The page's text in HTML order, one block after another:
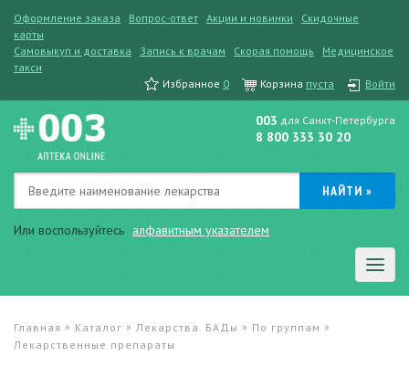
Оформление заказа Вопрос-ответ Акции и новинки
Скидочные
карты
Самовыкуп и доставка
Запись к врачам Скорая помощь
Медицинское
такси
Избранное 0 Корзина пуста Войти
Или воспользуйтесь алфавитным указателем
003 для Санкт-Петербурга
8 800 333 30 20
Главная » Каталог » Лекарства. БАДы » По группам »
Лекарственные препараты